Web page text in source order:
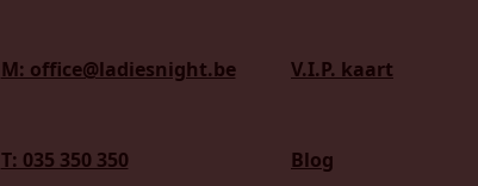
M: office@ladiesnight.be
T: 035 350 350
V.I.P. kaart
Blog